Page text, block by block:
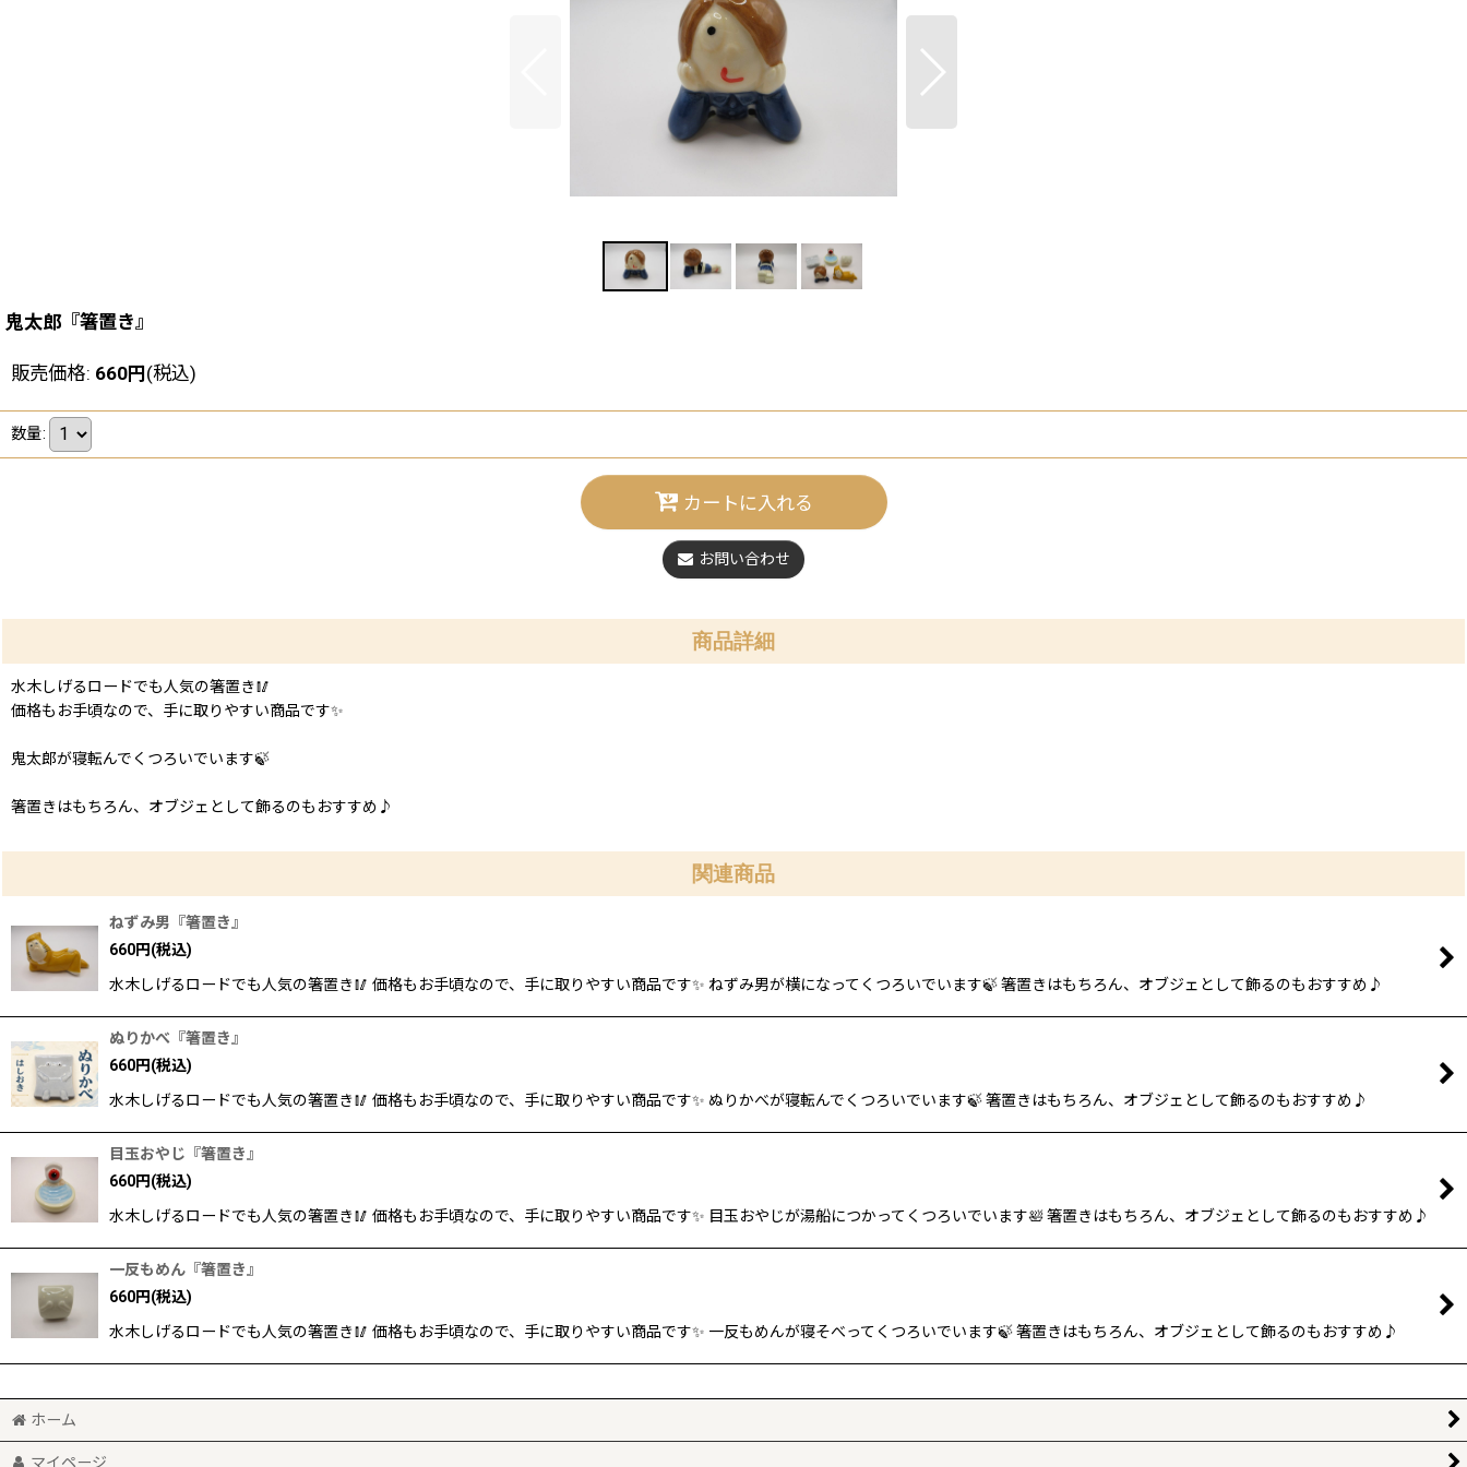
鬼太郎『箸置き』
販売価格: 660円(税込)
数量:
カートに入れる
お問い合わせ
商品詳細
水木しげるロードでも人気の箸置き🥢
価格もお手頃なので、手に取りやすい商品です✨
鬼太郎が寝転んでくつろいでいます🍃
箸置きはもちろん、オブジェとして飾るのもおすすめ♪
関連商品
ねずみ男『箸置き』
660円(税込)
水木しげるロードでも人気の箸置き🥢 価格もお手頃なので、手に取りやすい商品です✨ ねずみ男が横になってくつろいでいます🍃 箸置きはもちろん、オブジェとして飾るのもおすすめ♪
ぬりかべ『箸置き』
660円(税込)
水木しげるロードでも人気の箸置き🥢 価格もお手頃なので、手に取りやすい商品です✨ ぬりかべが寝転んでくつろいでいます🍃 箸置きはもちろん、オブジェとして飾るのもおすすめ♪
目玉おやじ『箸置き』
660円(税込)
水木しげるロードでも人気の箸置き🥢 価格もお手頃なので、手に取りやすい商品です✨ 目玉おやじが湯船につかってくつろいでいます🛀 箸置きはもちろん、オブジェとして飾るのもおすすめ♪
一反もめん『箸置き』
660円(税込)
水木しげるロードでも人気の箸置き🥢 価格もお手頃なので、手に取りやすい商品です✨ 一反もめんが寝そべってくつろいでいます🍃 箸置きはもちろん、オブジェとして飾るのもおすすめ♪
ホーム
マイページ